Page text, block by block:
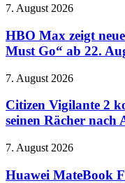
wie
Donut
Kinofilm
HBO
zeigt
neue
Folgen
„Conan
Must
Go“
22.
7. August 2026
HBO Max zeigt
Must Go“ ab 22.
Citizen
2
kommt
2027:
Boll
seinen
7. August 2026
Citizen Vigilante 2
seinen Rächer nach
Huawei
Fold:
7. August 2026
Huawei MateBook